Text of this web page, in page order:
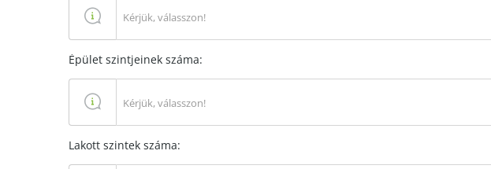
Kérjük, válasszon!
Épület szintjeinek száma:
Kérjük, válasszon!
Lakott szintek száma: